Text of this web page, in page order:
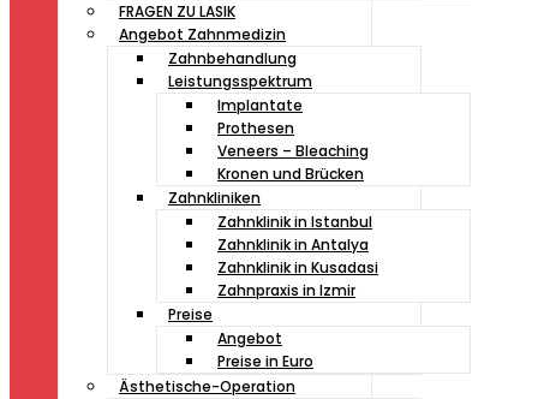
FRAGEN ZU LASIK
Angebot Zahnmedizin
Zahnbehandlung
Leistungsspektrum
Implantate
Prothesen
Veneers – Bleaching
Kronen und Brücken
Zahnkliniken
Zahnklinik in Istanbul
Zahnklinik in Antalya
Zahnklinik in Kusadasi
Zahnpraxis in Izmir
Preise
Angebot
Preise in Euro
Ästhetische-Operation